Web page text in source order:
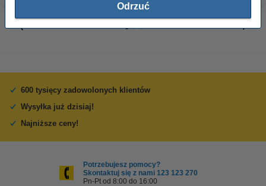
Odrzuć
600 tysięcy zadowolonych klientów
Wysyłka już dzisiaj!
Najniższe ceny!
Potrzebujesz pomocy?
Skontaktuj się z nami 123 123 270
Pn-Pt od 8:00 do 16:00